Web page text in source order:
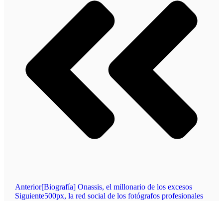
Anterior[Biografía] Onassis, el millonario de los excesos
Siguiente500px, la red social de los fotógrafos profesionales